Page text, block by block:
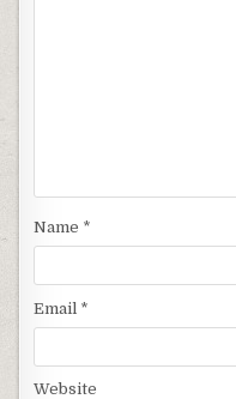
Name *
Email *
Website